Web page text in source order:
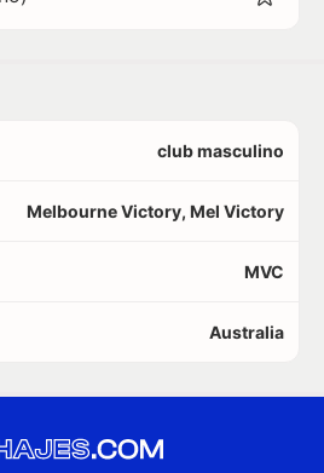
club masculino
Melbourne Victory, Mel Victory
MVC
Australia